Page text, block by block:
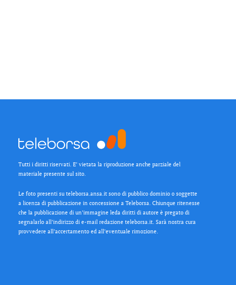
Tutti i diritti riservati. E’ vietata la riproduzione anche parziale del
materiale presente sul sito.
Le foto presenti su teleborsa.ansa.it sono di pubblico dominio o soggette
a licenza di pubblicazione in concessione a Teleborsa. Chiunque ritenesse
che la pubblicazione di un’immagine leda diritti di autore è pregato di
segnalarlo all’indirizzo di e-mail redazione teleborsa.it. Sarà nostra cura
provvedere all’accertamento ed all’eventuale rimozione.